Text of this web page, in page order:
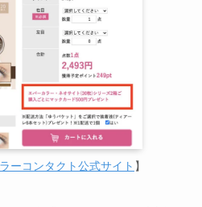
ーコンタクト公式サイト 】